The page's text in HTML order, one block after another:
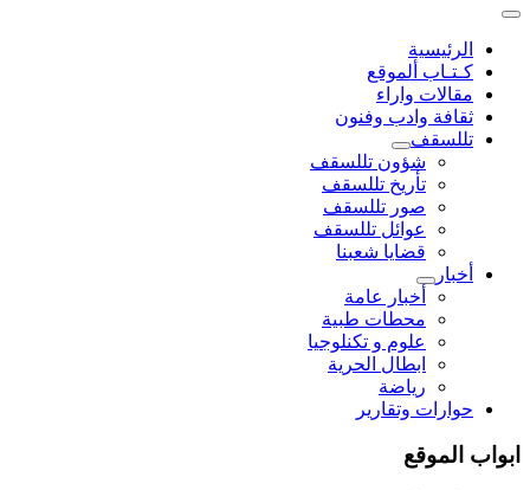
الرئيسية
كـتـاب ألموقع
مقالات واراء
ثقافة وادب وفنون
تللسقف
شؤون تللسقف
تأريخ تللسقف
صور تللسقف
عوائل تللسقف
قضايا شعبنا
أخبار
أخبار عامة
محطات طبية
علوم و تکنلوجیا
ابطال الحرية
رياضة
حوارات وتقارير
ابواب الموقع